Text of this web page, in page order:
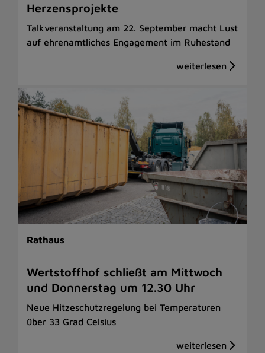
Herzensprojekte
Talkveranstaltung am 22. September macht Lust
auf ehrenamtliches Engagement im Ruhestand
Rathaus
Wertstoffhof schließt am Mittwoch
und Donnerstag um 12.30 Uhr
Neue Hitzeschutzregelung bei Temperaturen
über 33 Grad Celsius